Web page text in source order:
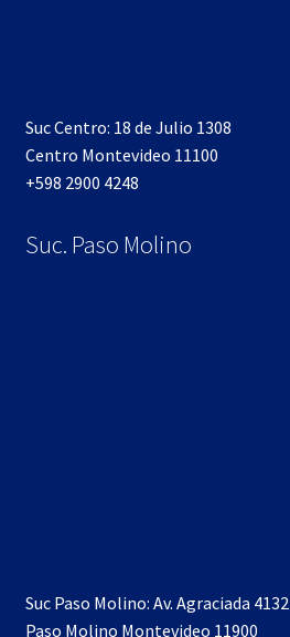
Suc Centro: 18 de Julio 1308
Centro Montevideo 11100
+598 2900 4248
Suc. Paso Molino
Suc Paso Molino: Av. Agraciada 4132
Paso Molino Montevideo 11900